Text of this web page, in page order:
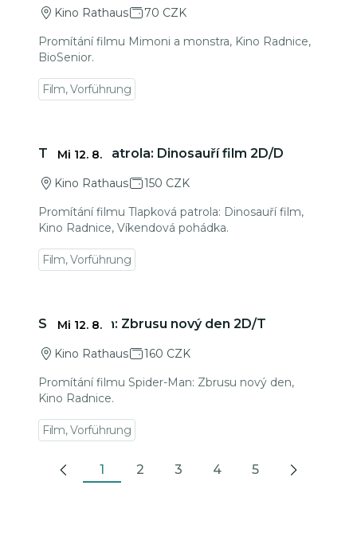
Kino Rathaus
70 CZK
Promítání filmu Mimoni a monstra, Kino Radnice,
BioSenior.
Film, Vorführung
Tlapková patrola: Dinosauří film 2D/D
Kino Rathaus
150 CZK
Promítání filmu Tlapková patrola: Dinosauří film,
Kino Radnice, Víkendová pohádka.
Film, Vorführung
Mi 12. 8.
Spider-Man: Zbrusu nový den 2D/T
Kino Rathaus
160 CZK
Promítání filmu Spider-Man: Zbrusu nový den,
Kino Radnice.
Film, Vorführung
Mi 12. 8.
Previous
1 2 3 4 5
Next